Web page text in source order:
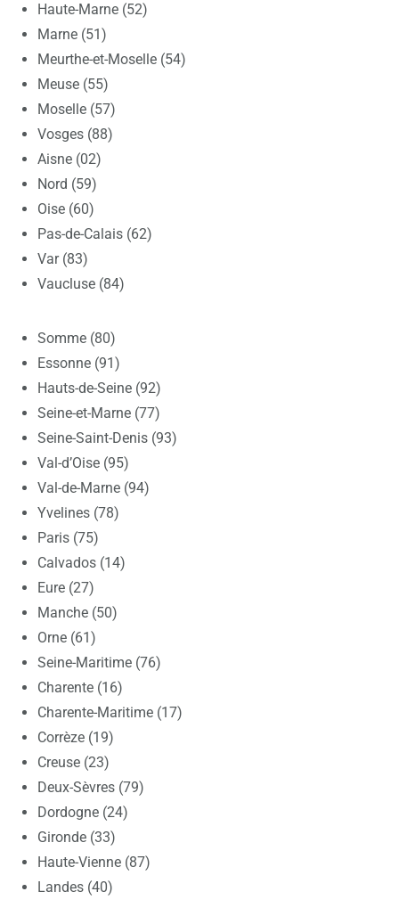
Haute-Marne (52)
Marne (51)
Meurthe-et-Moselle (54)
Meuse (55)
Moselle (57)
Vosges (88)
Aisne (02)
Nord (59)
Oise (60)
Pas-de-Calais (62)
Var (83)
Vaucluse (84)
Somme (80)
Essonne (91)
Hauts-de-Seine (92)
Seine-et-Marne (77)
Seine-Saint-Denis (93)
Val-d’Oise (95)
Val-de-Marne (94)
Yvelines (78)
Paris (75)
Calvados (14)
Eure (27)
Manche (50)
Orne (61)
Seine-Maritime (76)
Charente (16)
Charente-Maritime (17)
Corrèze (19)
Creuse (23)
Deux-Sèvres (79)
Dordogne (24)
Gironde (33)
Haute-Vienne (87)
Landes (40)